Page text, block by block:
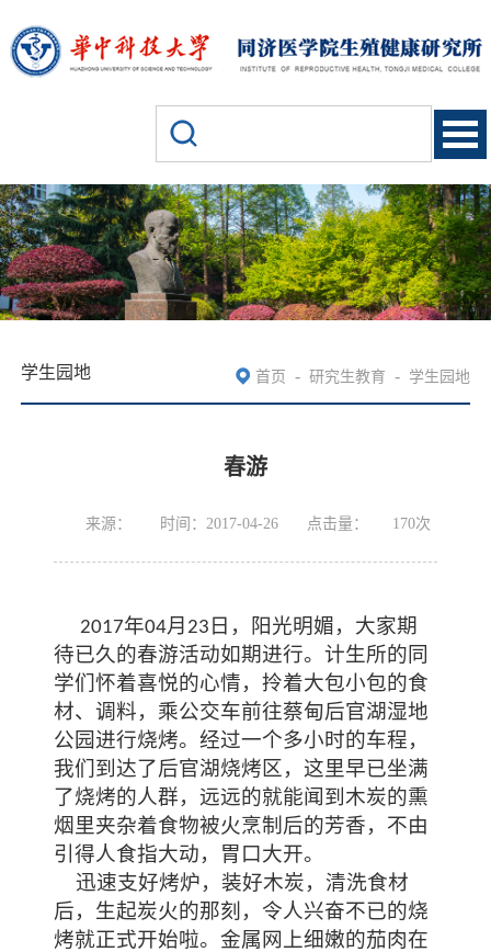
学生园地 首页 - 研究生教育 - 学生园地
春游
来源： 时间：2017-04-26 点击量： 170次
2017年04月 23 日，阳光明媚，大家期
待已久的春游活动如期进行。计生所的同
学们怀着喜悦的心情，拎着大包小包的食
材、调料，乘公交车前往蔡甸后官湖湿地
公园进行烧烤。经过一个多小时的车程，
我们到达了后官湖烧烤区，这里早已坐满
了烧烤的人群，远远的就能闻到木炭的熏
烟里夹杂着食物被火烹制后的芳香，不由
引得人食指大动，胃口大开。
迅速支好烤炉，装好木炭，清洗食材
后，生起炭火的那刻，令人兴奋不已的烧
烤就正式开始啦。金属网上细嫩的茄肉在